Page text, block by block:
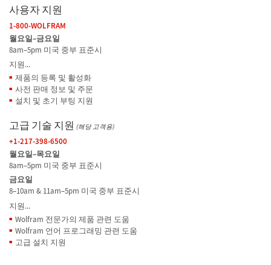
사용자 지원
1-800-WOLFRAM
월요일–금요일
8am–5pm 미국 중부 표준시
지원...
제품의 등록 및 활성화
사전 판매 정보 및 주문
설치 및 초기 부팅 지원
고급 기술 지원 (해당 고객용)
+1-217-398-6500
월요일–목요일
8am–5pm 미국 중부 표준시
금요일
8–10am & 11am–5pm 미국 중부 표준시
지원...
Wolfram 전문가의 제품 관련 도움
Wolfram 언어 프로그래밍 관련 도움
고급 설치 지원